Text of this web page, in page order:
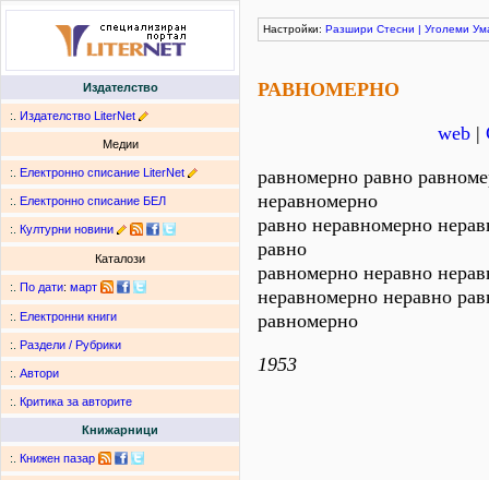
Издателство
:. Издателство LiterNet
Медии
:. Електронно списание LiterNet
:. Електронно списание БЕЛ
:. Културни новини
Каталози
:. По дати: март
:. Електронни книги
:. Раздели / Рубрики
:. Автори
:. Критика за авторите
Книжарници
:. Книжен пазар
Настройки: Разшири Стесни | Уголеми
РАВНОМЕРНО
web |
равномерно равно
неравномерно
равно неравномерно
равно
равномерно неравно
неравномерно неравно
равномерно
1953